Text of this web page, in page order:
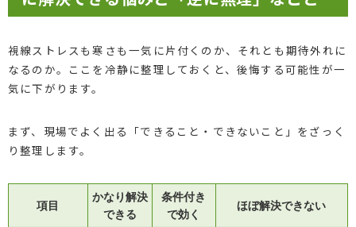
視線ストレスも寒さも一気に片付くのか、それとも期待外れに
なるのか。ここを冷静に整理しておくと、後悔する可能性が一
気に下がります。
まず、現場でよく出る「できること・できないこと」をざっく
り整理します。
項目
かなり解決
できる
条件付き
で効く
ほぼ解決できない